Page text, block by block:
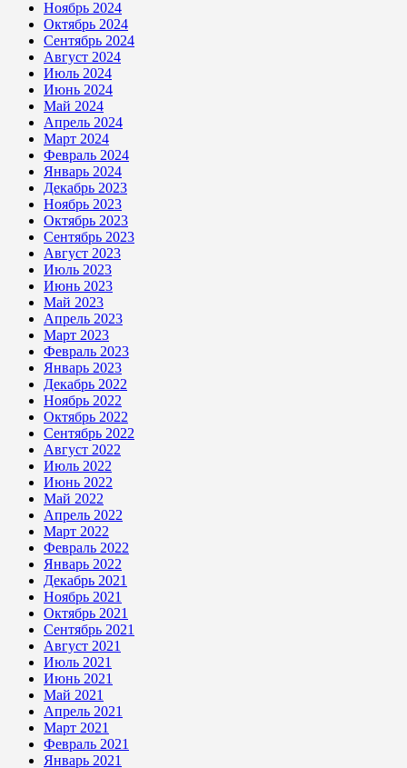
Ноябрь 2024
Октябрь 2024
Сентябрь 2024
Август 2024
Июль 2024
Июнь 2024
Май 2024
Апрель 2024
Март 2024
Февраль 2024
Январь 2024
Декабрь 2023
Ноябрь 2023
Октябрь 2023
Сентябрь 2023
Август 2023
Июль 2023
Июнь 2023
Май 2023
Апрель 2023
Март 2023
Февраль 2023
Январь 2023
Декабрь 2022
Ноябрь 2022
Октябрь 2022
Сентябрь 2022
Август 2022
Июль 2022
Июнь 2022
Май 2022
Апрель 2022
Март 2022
Февраль 2022
Январь 2022
Декабрь 2021
Ноябрь 2021
Октябрь 2021
Сентябрь 2021
Август 2021
Июль 2021
Июнь 2021
Май 2021
Апрель 2021
Март 2021
Февраль 2021
Январь 2021